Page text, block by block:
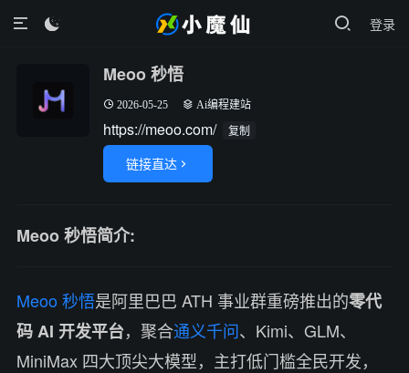
登录

Meoo 秒悟
2026-05-25 Ai编程建站
https://meoo.com/ 复制
链接直达 
Meoo 秒悟简介:
Meoo秒悟是阿里巴巴 ATH 事业群重磅推出的零代
码 AI 开发平台，聚合通义千问、Kimi、GLM、
MiniMax 四大顶尖大模型，主打低门槛全民开发，